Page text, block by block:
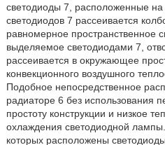
светодиоды 7, расположенные на
светодиодов 7 рассеивается
равномерное пространственное
выделяемое светодиодами 7,
рассеивается в окружающее
конвекционного воздушного
Подобное непосредственное
радиаторе 6 без использования
простоту конструкции и низкое
охлаждения светодиодной
которых расположены